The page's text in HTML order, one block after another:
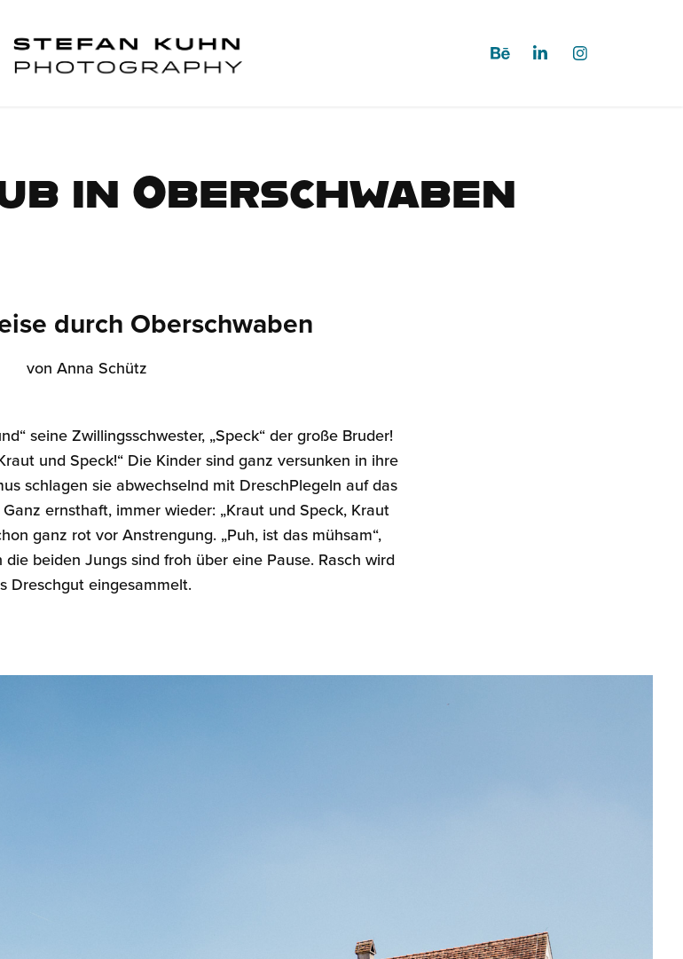
in Oberschwaben
durch Oberschwaben
von Anna Schütz
seine Zwillingsschwester, „Speck“ der große Bruder!
und Speck!“ Die Kinder sind ganz versunken in ihre
schlagen sie abwechselnd mit DreschPlegeln auf das
ernsthaft, immer wieder: „Kraut und Speck, Kraut
ganz rot vor Anstrengung. „Puh, ist das mühsam“,
beiden Jungs sind froh über eine Pause. Rasch wird
Dreschgut eingesammelt.